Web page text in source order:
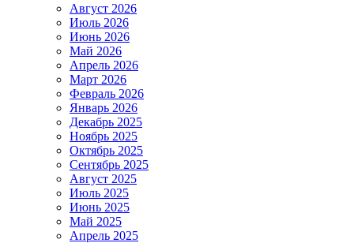
Август 2026
Июль 2026
Июнь 2026
Май 2026
Апрель 2026
Март 2026
Февраль 2026
Январь 2026
Декабрь 2025
Ноябрь 2025
Октябрь 2025
Сентябрь 2025
Август 2025
Июль 2025
Июнь 2025
Май 2025
Апрель 2025